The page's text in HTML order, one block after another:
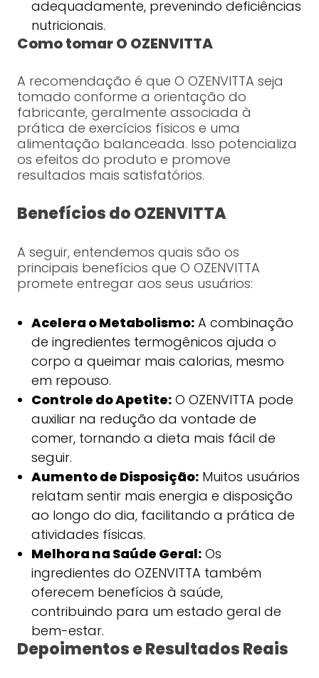
adequadamente, prevenindo deficiências
nutricionais.
Como tomar O OZENVITTA
A recomendação é que O OZENVITTA seja
tomado conforme a orientação do
fabricante, geralmente associada à
prática de exercícios físicos e uma
alimentação balanceada. Isso potencializa
os efeitos do produto e promove
resultados mais satisfatórios.
Benefícios do OZENVITTA
A seguir, entendemos quais são os
principais benefícios que O OZENVITTA
promete entregar aos seus usuários:
Acelera o Metabolismo:A combinação
de ingredientes termogênicos ajuda o
corpo a queimar mais calorias, mesmo
em repouso.
Controle do Apetite:O OZENVITTA pode
auxiliar na redução da vontade de
comer, tornando a dieta mais fácil de
seguir.
Aumento de Disposição:Muitos usuários
relatam sentir mais energia e disposição
ao longo do dia, facilitando a prática de
atividades físicas.
Melhora na Saúde Geral:Os
ingredientes do OZENVITTA também
oferecem benefícios à saúde,
contribuindo para um estado geral de
bem-estar.
Depoimentos e Resultados Reais